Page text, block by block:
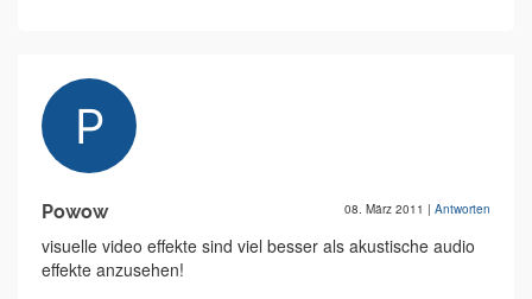
Powow 08. März 2011 | Antworten
visuelle video effekte sind viel besser als akustische audio
effekte anzusehen!